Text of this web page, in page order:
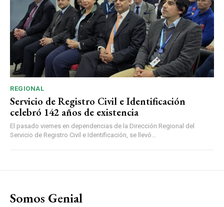
REGIONAL
Servicio de Registro Civil e Identificación
celebró 142 años de existencia
El pasado viernes en dependencias de la Dirección Regional del
Servicio de Registro Civil e Identificación, se llevó...
Somos Genial